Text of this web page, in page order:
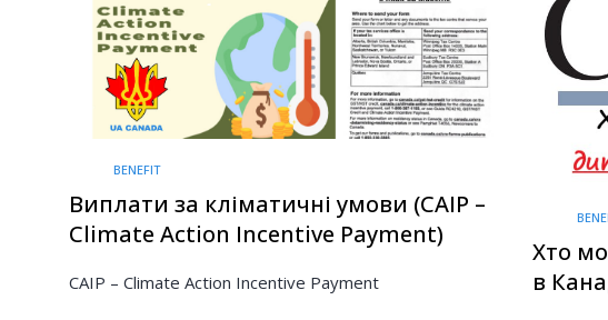
BENEFIT
Виплати за кліматичні умови (CAIP –
Climate Action Incentive Payment)
CAIP – Climate Action Incentive Payment
Хто
в